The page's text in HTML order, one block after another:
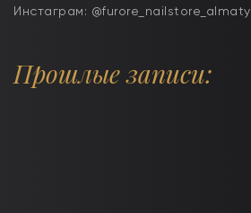
Инстаграм: @furore_nailstore_almaty
Прошлые записи: